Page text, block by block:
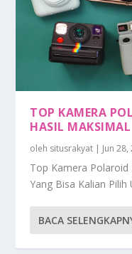
TOP KAMERA
HASIL MAKSIMAL
oleh situsrakyat | Jun 28,
Top Kamera Polaroid
Yang Bisa Kalian
BACA